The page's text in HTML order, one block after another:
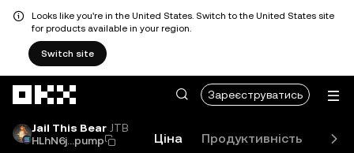
Looks like you're in the United States. Switch to the United States site
for products available in your region.
Switch site
Зареєструватись
Jail This Bear JTB
HLhN6j...pump
Ціна Продуктивність